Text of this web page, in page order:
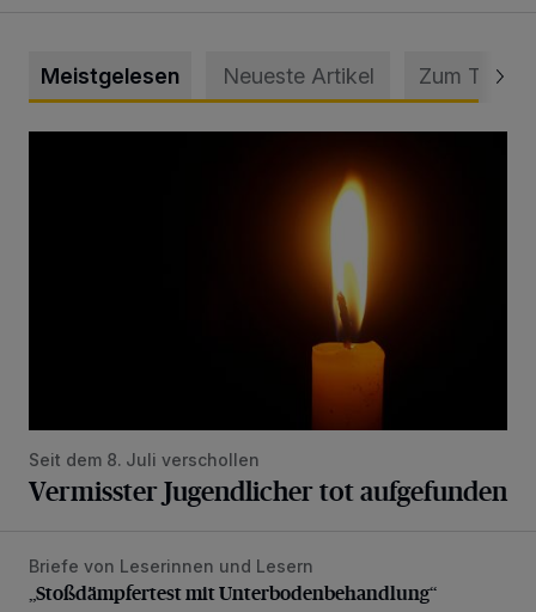
Meistgelesen Neueste Artikel Zum Thema
Seit dem 8. Juli verschollen
Vermisster Jugendlicher tot aufgefunden
„Stoßdämpfertest mit Unterbodenbehandlung“
Briefe von Leserinnen und Lesern
„Stoßdämpfertest mit Unterbodenbehandlung“